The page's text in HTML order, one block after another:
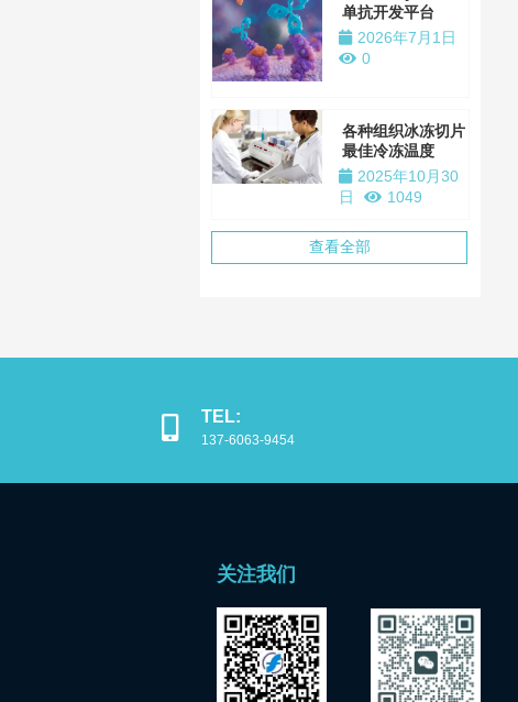
单抗开发平台
2026年7月1日
0
各种组织冰冻切片
最佳冷冻温度
2025年10月30
日
1049
查看全部
TEL:
137-6063-9454
关注我们